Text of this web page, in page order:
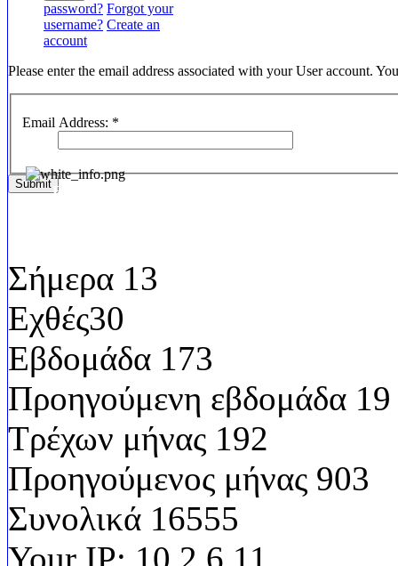
password? Forgot your
username? Create an
account
Please enter the email address associated with your User account.
Email Address: *
SubmitΕπισκεψιμότητα
Σήμερα 13
Εχθές30
Εβδομάδα 173
Προηγούμενη εβδομάδα 19
Τρέχων μήνας 192
Προηγούμενος μήνας 903
Συνολικά 16555
Your IP: 10.2.6.11